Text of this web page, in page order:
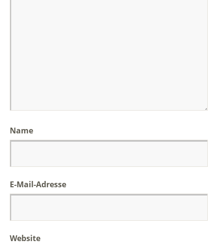
Name
E-Mail-Adresse
Website